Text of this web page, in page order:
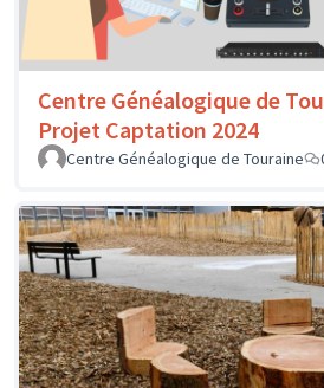
Centre Généalogique de
Projet Captation 2024
Centre Généalogique de Touraine